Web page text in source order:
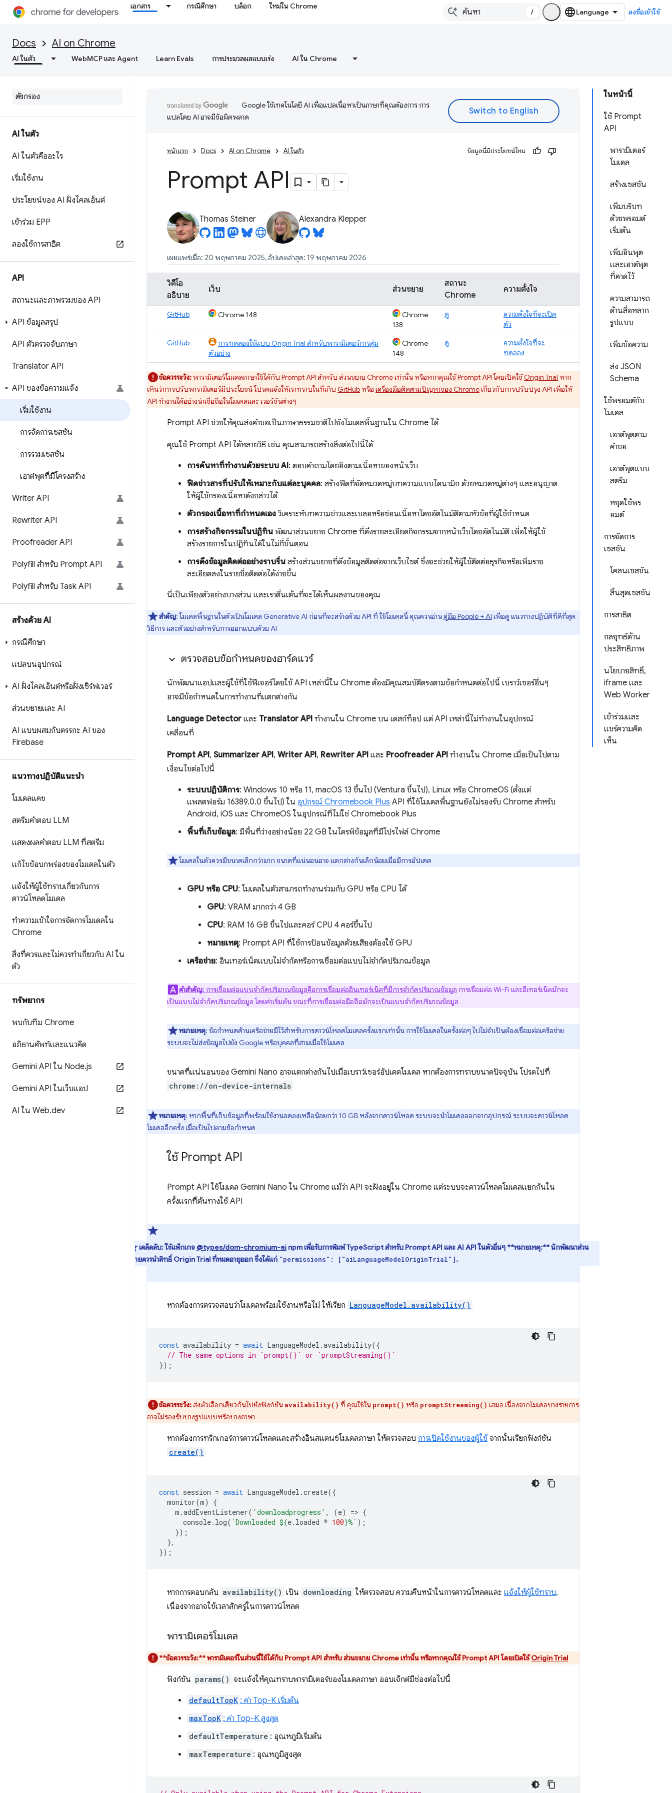
เอกสาร กรณีศึกษา บล็อก ใหม่ใน Chrome
/ ลงชื่อเข้าใช้
Docs AI on Chrome
AI ในตัว WebMCP และ Agent Learn Evals การประมวลผลแบบเร่ง AI ใน Chrome
AI ในตัว
AI ในตัวคืออะไร
เริ่มใช้งาน
ประโยชน์ของ AI ฝั่งไคลเอ็นต์
เข้าร่วม EPP
ลองใช้การสาธิต
API
สถานะและภาพรวมของ API
API ข้อมูลสรุป
API ตัวตรวจจับภาษา
Translator API
API ของข้อความแจ้ง
เริ่มใช้งาน
การจัดการเซสชัน
การรวมเซสชัน
เอาต์พุตที่มีโครงสร้าง
Writer API
Rewriter API
Proofreader API
Polyfill สำหรับ Prompt API
Polyfill สำหรับ Task API
สร้างด้วย AI
กรณีศึกษา
แปลบนอุปกรณ์
AI ฝั่งไคลเอ็นต์หรือฝั่งเซิร์ฟเวอร์
ส่วนขยายและ AI
AI แบบผสมกับตรรกะ AI ของ
Firebase
แนวทางปฏิบัติแนะนำ
โมเดลแคช
สตรีมคำตอบ LLM
แสดงผลคำตอบ LLM ที่สตรีม
แก้ไขข้อบกพร่องของโมเดลในตัว
แจ้งให้ผู้ใช้ทราบเกี่ยวกับการ
ดาวน์โหลดโมเดล
ทำความเข้าใจการจัดการโมเดลใน
Chrome
สิ่งที่ควรและไม่ควรทำเกี่ยวกับ AI ใน
ตัว
ทรัพยากร
พบกับทีม Chrome
อภิธานศัพท์และแนวคิด
Gemini API ใน Node.js
Gemini API ในเว็บแอป
AI ใน Web.dev
ในหน้านี้
ใช้ Prompt
API
พารามิเตอร์
โมเดล
สร้างเซสชัน
เพิ่มบริบท
ด้วยพรอมต์
เริ่มต้น
เพิ่มอินพุต
และเอาต์พุต
ที่คาดไว้
ความสามารถ
ด้านสื่อหลาก
รูปแบบ
เพิ่มข้อความ
ส่ง JSON
Schema
ใช้พรอมต์กับ
โมเดล
เอาต์พุตตาม
คำขอ
เอาต์พุตแบบ
สตรีม
หยุดใช้พร
อมต์
การจัดการ
เซสชัน
โคลนเซสชัน
สิ้นสุดเซสชัน
การสาธิต
กลยุทธ์ด้าน
ประสิทธิภาพ
นโยบายสิทธิ์,
iframe และ
Web Worker
เข้าร่วมและ
แชร์ความคิด
เห็น
Google ใช้เทคโนโลยี AI เพื่อแปลเนื้อหาเป็นภาษาที่คุณต้องการ การ
แปลโดย AI อาจมีข้อผิดพลาด
หน้าแรก Docs AI on Chrome AI ในตัว ข้อมูลนี้มีประโยชน์ไหม
Prompt API
Thomas Steiner Alexandra Klepper
เผยแพร่เมื่อ: 20 พฤษภาคม 2025, อัปเดตล่าสุด: 19 พฤษภาคม 2026
วิดีโอ
อธิบาย
เว็บ ส่วนขยาย
สถานะ
Chrome
ความตั้งใจ
GitHub Chrome 148
Chrome
138
ดู
ความตั้งใจที่จะเปิด
ตัว
GitHub
การทดลองใช้แบบ Origin Trial สำหรับพารามิเตอร์การสุ่ม
ตัวอย่าง
Chrome
148
ดู
ความตั้งใจที่จะ
ทดลอง
ข้อควรระวัง:พารามิเตอร์โมเดลภาษาใช้ได้กับ Prompt API สำหรับ ส่วนขยาย Chrome เท่านั้น หรือหากคุณใช้ Prompt API โดยเปิดใช้Origin Trial หาก
เห็นว่าการปรับพารามิเตอร์มีประโยชน์ โปรดแจ้งให้เราทราบในที่เก็บ GitHubหรือ เครื่องมือติดตามปัญหาของ Chromeเกี่ยวกับการปรับปรุง API เพื่อให้
API ทำงานได้อย่างน่าเชื่อถือในโมเดลและ เวอร์ชันต่างๆ
Prompt API ช่วยให้คุณส่งคำขอเป็นภาษาธรรมชาติไปยังโมเดลพื้นฐานใน Chrome ได้
คุณใช้ Prompt API ได้หลายวิธี เช่น คุณสามารถสร้างสิ่งต่อไปนี้ได้
การค้นหาที่ทำงานด้วยระบบ AI: ตอบคำถามโดยอิงตามเนื้อหาของหน้าเว็บ
ฟีดข่าวสารที่ปรับให้เหมาะกับแต่ละบุคคล: สร้างฟีดที่จัดหมวดหมู่บทความแบบไดนามิก ด้วยหมวดหมู่ต่างๆ และอนุญาต
ให้ผู้ใช้กรองเนื้อหาดังกล่าวได้
ตัวกรองเนื้อหาที่กำหนดเองวิเคราะห์บทความข่าวและเบลอหรือซ่อนเนื้อหาโดยอัตโนมัติตามหัวข้อที่ผู้ใช้กำหนด
การสร้างกิจกรรมในปฏิทิน พัฒนาส่วนขยาย Chrome ที่ดึงรายละเอียดกิจกรรมจากหน้าเว็บโดยอัตโนมัติ เพื่อให้ผู้ใช้
สร้างรายการในปฏิทินได้ในไม่กี่ขั้นตอน
การดึงข้อมูลติดต่ออย่างราบรื่น สร้างส่วนขยายที่ดึงข้อมูลติดต่อจากเว็บไซต์ ซึ่งจะช่วยให้ผู้ใช้ติดต่อธุรกิจหรือเพิ่มราย
ละเอียดลงในรายชื่อติดต่อได้ง่ายขึ้น
นี่เป็นเพียงตัวอย่างบางส่วน และเราตื่นเต้นที่จะได้เห็นผลงานของคุณ
สำคัญ: โมเดลพื้นฐานในตัวเป็นโมเดล Generative AI ก่อนที่จะสร้างด้วย API ที่ ใช้โมเดลนี้ คุณควรอ่านคู่มือ People + AI เพื่อดู แนวทางปฏิบัติที่ดีที่สุด
วิธีการ และตัวอย่างสำหรับการออกแบบด้วย AI
ตรวจสอบข้อกำหนดของฮาร์ดแวร์
นักพัฒนาแอปและผู้ใช้ที่ใช้ฟีเจอร์โดยใช้ API เหล่านี้ใน Chrome ต้องมีคุณสมบัติตรงตามข้อกำหนดต่อไปนี้ เบราว์เซอร์อื่นๆ
อาจมีข้อกำหนดในการทำงานที่แตกต่างกัน
Language Detector และ Translator API ทำงานใน Chrome บน เดสก์ท็อป แต่ API เหล่านี้ไม่ทำงานในอุปกรณ์
เคลื่อนที่
Prompt API, Summarizer API, Writer API, Rewriter API และ Proofreader API ทำงานใน Chrome เมื่อเป็นไปตาม
เงื่อนไขต่อไปนี้
ระบบปฏิบัติการ: Windows 10 หรือ 11, macOS 13 ขึ้นไป (Ventura ขึ้นไป), Linux หรือ ChromeOS (ตั้งแต่
แพลตฟอร์ม 16389.0.0 ขึ้นไป) ใน อุปกรณ์ Chromebook Plus API ที่ใช้โมเดลพื้นฐานยังไม่รองรับ Chrome สำหรับ
Android, iOS และ ChromeOS ในอุปกรณ์ที่ไม่ใช่ Chromebook Plus
พื้นที่เก็บข้อมูล: มีพื้นที่ว่างอย่างน้อย 22 GB ในไดรฟ์ข้อมูลที่มีโปรไฟล์ Chrome
โมเดลในตัวควรมีขนาดเล็กกว่ามาก ขนาดที่แน่นอนอาจ แตกต่างกันเล็กน้อยเมื่อมีการอัปเดต
GPU หรือ CPU: โมเดลในตัวสามารถทำงานร่วมกับ GPU หรือ CPU ได้
GPU: VRAM มากกว่า 4 GB
CPU: RAM 16 GB ขึ้นไปและคอร์ CPU 4 คอร์ขึ้นไป
หมายเหตุ: Prompt API ที่ใช้การป้อนข้อมูลด้วยเสียงต้องใช้ GPU
เครือข่าย: อินเทอร์เน็ตแบบไม่จำกัดหรือการเชื่อมต่อแบบไม่จำกัดปริมาณข้อมูล
คำสำคัญ: การเชื่อมต่อแบบจำกัดปริมาณข้อมูลคือการเชื่อมต่ออินเทอร์เน็ตที่มีการจำกัดปริมาณข้อมูล การเชื่อมต่อ Wi-Fi และอีเทอร์เน็ตมักจะ
เป็นแบบไม่จำกัดปริมาณข้อมูล โดยค่าเริ่มต้น ขณะที่การเชื่อมต่อมือถือมักจะเป็นแบบจำกัดปริมาณข้อมูล
หมายเหตุ: ข้อกำหนดด้านเครือข่ายมีไว้สำหรับการดาวน์โหลดโมเดลครั้งแรกเท่านั้น การใช้โมเดลในครั้งต่อๆ ไปไม่จำเป็นต้องเชื่อมต่อเครือข่าย
ระบบจะไม่ส่งข้อมูลไปยัง Google หรือบุคคลที่สามเมื่อใช้โมเดล
ขนาดที่แน่นอนของ Gemini Nano อาจแตกต่างกันไปเมื่อเบราว์เซอร์อัปเดตโมเดล หากต้องการทราบขนาดปัจจุบัน โปรดไปที่
chrome://on-device-internals
หมายเหตุ: หากพื้นที่เก็บข้อมูลที่พร้อมใช้งานลดลงเหลือน้อยกว่า 10 GB หลังจากดาวน์โหลด ระบบจะนำโมเดลออกจากอุปกรณ์ ระบบจะดาวน์โหลด
โมเดลอีกครั้ง เมื่อเป็นไปตามข้อกำหนด
ใช้ Prompt API
Prompt API ใช้โมเดล Gemini Nano ใน Chrome แม้ว่า API จะฝังอยู่ใน Chrome แต่ระบบจะดาวน์โหลดโมเดลแยกกันใน
ครั้งแรกที่ต้นทางใช้ API
เคล็ดลับ:ใช้แพ็กเกจ @types/dom-chromium-ai npm เพื่อรับการพิมพ์ TypeScript สำหรับ Prompt API และ AI API ในตัวอื่นๆ **หมายเหตุ:** นักพัฒนาส่วน
ขยายควรนำสิทธิ์ Origin Trial ที่หมดอายุออก ซึ่งได้แก่ "permissions": ["aiLanguageModelOriginTrial"].
หากต้องการตรวจสอบว่าโมเดลพร้อมใช้งานหรือไม่ ให้เรียก LanguageModel.availability()
const availability = await LanguageModel .availability({
// The same options in `prompt()` or `promptStreaming()`
});
ข้อควรระวัง:ส่งตัวเลือกเดียวกันไปยังฟังก์ชัน availability() ที่ คุณใช้ใน prompt() หรือ promptStreaming() เสมอ เนื่องจากโมเดลบางรายการ
อาจไม่รองรับบางรูปแบบหรือบางภาษา
หากต้องการทริกเกอร์การดาวน์โหลดและสร้างอินสแตนซ์โมเดลภาษา ให้ตรวจสอบ การเปิดใช้งานของผู้ใช้ จากนั้นเรียกฟังก์ชัน
create()
const session = await LanguageModel .create({
monitor(m)
{
m .addEventListener( 'downloadprogress' , (e) => {
console. log( `Downloaded ${e. loaded * 100}%` );
});
},
});
หากการตอบกลับ availability() เป็น downloading ให้ตรวจสอบ ความคืบหน้าในการดาวน์โหลดและ แจ้งให้ผู้ใช้ทราบ,
เนื่องจากอาจใช้เวลาสักครู่ในการดาวน์โหลด
พารามิเตอร์โมเดล
**ข้อควรระวัง:**พารามิเตอร์ในส่วนนี้ใช้ได้กับ Prompt API สำหรับ ส่วนขยาย Chrome เท่านั้น หรือหากคุณใช้ Prompt API โดยเปิดใช้Origin Trial
ฟังก์ชัน params() จะแจ้งให้คุณทราบพารามิเตอร์ของโมเดลภาษา ออบเจ็กต์มีช่องต่อไปนี้
defaultTopK : ค่า Top-K เริ่มต้น
maxTopK : ค่า Top-K สูงสุด
defaultTemperature : อุณหภูมิเริ่มต้น
maxTemperature : อุณหภูมิสูงสุด